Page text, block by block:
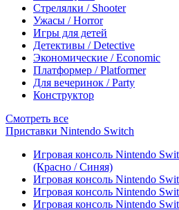
Стрелялки / Shooter
Ужасы / Horror
Игры для детей
Детективы / Detective
Экономические / Economic
Платформер / Platformer
Для вечеринок / Party
Конструктор
Смотреть все
Приставки Nintendo Switch
Игровая консоль Nintendo
(Красно / Синяя)
Игровая консоль Nintendo
Игровая консоль Nintendo
Игровая консоль Nintendo